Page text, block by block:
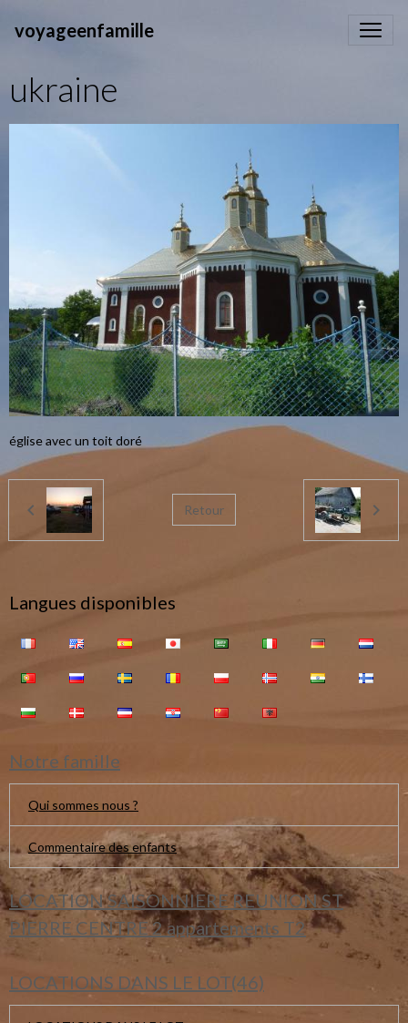
voyageenfamille
ukraine
église avec un toit doré
Retour
Langues disponibles
Notre famille
Qui sommes nous ?
Commentaire des enfants
LOCATION SAISONNIERE REUNION ST
PIERRE CENTRE 2 appartements T2
LOCATIONS DANS LE LOT(46)